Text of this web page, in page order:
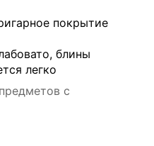
покрытие
блины
легко
с